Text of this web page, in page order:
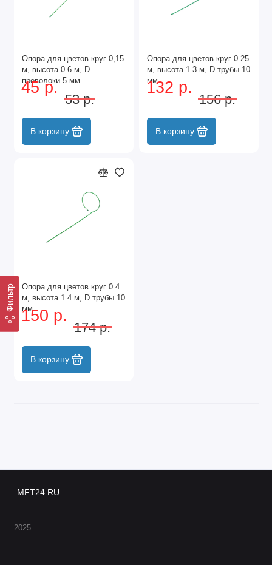
Фильтр
Опора для цветов круг 0,15
м, высота 0.6 м, D
проволоки 5 мм
45 р.
53 р.
В корзину
Опора для цветов круг 0.25
м, высота 1.3 м, D трубы 10
мм
132 р.
156 р.
В корзину
Опора для цветов круг 0.4
м, высота 1.4 м, D трубы 10
мм
150 р.
174 р.
В корзину
MFT24.RU
2025